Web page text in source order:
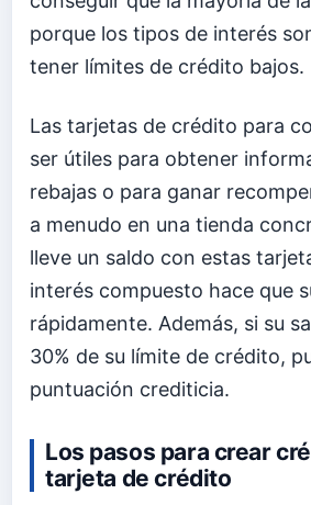
porque los tipos de interés
tener límites de crédito bajos.
Las tarjetas de crédito para
ser útiles para obtener
rebajas o para ganar
a menudo en una tienda
lleve un saldo con estas
interés compuesto hace que
rápidamente. Además, si su
30% de su límite de crédito,
puntuación crediticia.
Los pasos para crear
tarjeta de crédito